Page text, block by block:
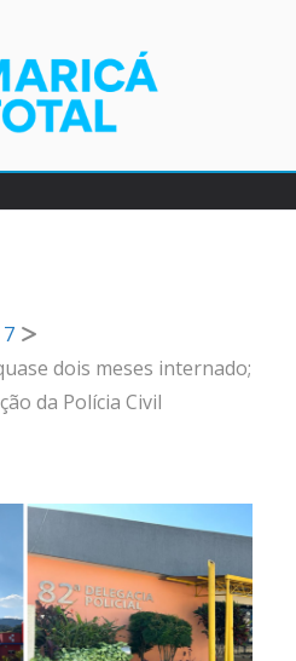
7
dois meses internado;
da Polícia Civil